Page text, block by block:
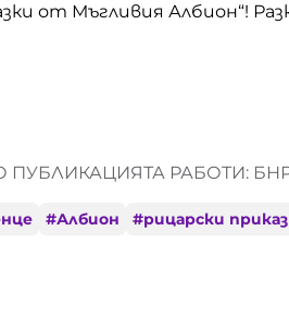
от Мъгливия Албион“!
ПУБЛИКАЦИЯТА РАБОТИ:
#Албион #рицарски